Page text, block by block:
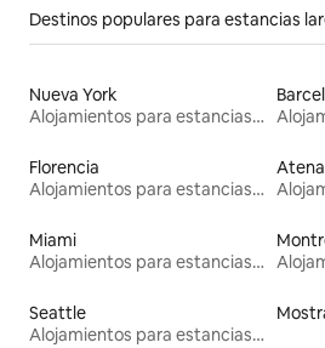
Destinos populares para estancias
Nueva York
Alojamientos para estancias largas
Florencia
Alojamientos para estancias largas
Miami
Alojamientos para estancias largas
Seattle
Alojamientos para estancias largas